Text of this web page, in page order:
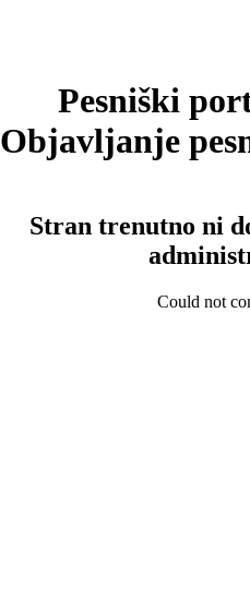
Pesniški
Objavljanje
Stran trenutno ni
Could not